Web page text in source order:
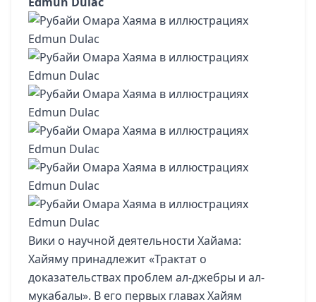
Вики о научной деятельности Хайама:
Хайяму принадлежит «Трактат о
доказательствах проблем ал-джебры и ал-
мукабалы». В его первых главах Хайям